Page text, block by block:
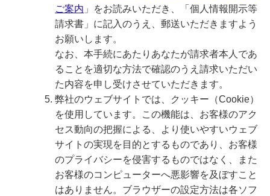
ご案内 」をお読みいただき、「個人情報開示等
請求書」に記入のうえ、郵送いただきますよう
お願いします。
なお、本手続にあたりあなたが請求者本人であ
ることを適切な方法で確認のうえ請求いただい
た内容を申し受けさせていただきます。
弊社のウェブサイトでは、クッキー（Cookie）
を使用しています。この機能は、お客様のアク
セス動向の把握による、より使いやすいウェブ
サイトの実現を目的とするものであり、お客様
のプライバシーを侵害するものではなく、また
お客様のコンピューターへ悪影響を及ぼすこと
はありません。ブラウザーの設定方法は各ソフ